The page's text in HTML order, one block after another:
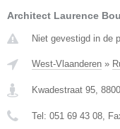
Architect Laurence
Niet gevestigd in de
West-Vlaanderen »
Kwadestraat 95 8800
Tel: 051 69 43 08 ,